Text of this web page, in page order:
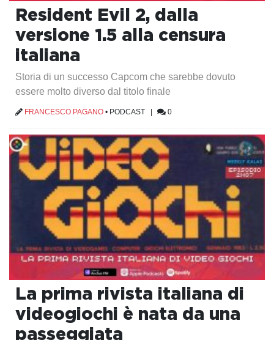
Resident Evil 2, dalla
versione 1.5 alla censura
italiana
Storia di un successo Capcom che sarebbe dovuto
essere molto diverso dal titolo finale
FRANCESCO PAGANO • PODCAST 0
La prima rivista italiana di
videogiochi è nata da una
passeggiata